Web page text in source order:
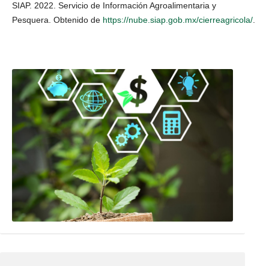
SIAP. 2022. Servicio de Información Agroalimentaria y
Pesquera. Obtenido de https://nube.siap.gob.mx/cierreagricola/.